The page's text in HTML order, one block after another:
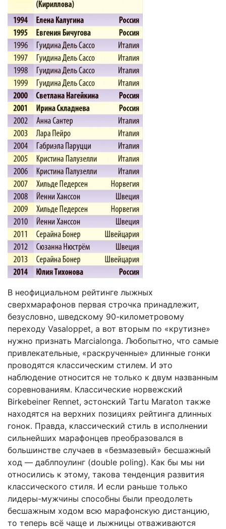
В неофициальном рейтинге лыжных
сверхмарафонов первая строчка принадлежит,
безусловно, шведскому 90-километровому
переходу Vasaloppet, а вот вторым по «крутизне»
нужно признать Marcialonga. Любопытно, что самые
привлекательные, «раскрученные» длинные гонки
проводятся классическим стилем. И это
наблюдение относится не только к двум названным
соревнованиям. Классические норвежский
Birkebeiner Rennet, эстонский Tartu Maraton также
находятся на верхних позициях рейтинга длинных
гонок. Правда, классический стиль в исполнении
сильнейших марафонцев преобразовался в
большинстве случаев в «безмазевый» бесшажный
ход — даблпоулинг (double poling). Как бы мы ни
относились к этому, такова тенденция развития
классического стиля. И если раньше только
лидеры-мужчины способны были преодолеть
бесшажным ходом всю марафонскую дистанцию,
то теперь всё чаще и лыжницы отваживаются